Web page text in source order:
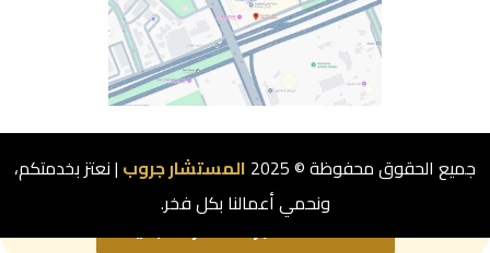
عايز تتواصل مع مختص يساعدك في تاسيس شركتك؟
اضغط هنا لحجز استشارة مجانية
جميع الحقوق محفوظة © 2025 المستشار جروب | نعتز بخدمتكم،
ونحمي أعمالنا بكل فخر.